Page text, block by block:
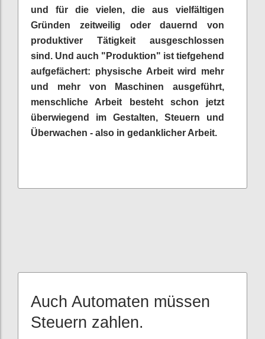
und für die vielen, die aus vielfältigen
Gründen zeitweilig oder dauernd von
produktiver Tätigkeit ausgeschlossen
sind. Und auch "Produktion" ist tiefgehend
aufgefächert: physische Arbeit wird mehr
und mehr von Maschinen ausgeführt,
menschliche Arbeit besteht schon jetzt
überwiegend im Gestalten, Steuern und
Überwachen - also in gedanklicher Arbeit.
Auch Automaten müssen
Steuern zahlen.